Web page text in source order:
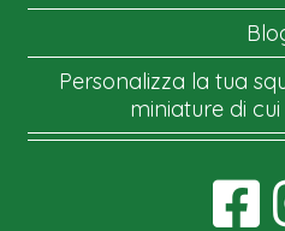
Personalizza la tua
miniature di